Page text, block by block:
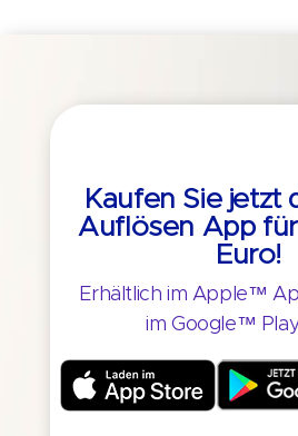
Kaufen Sie jetzt
Auflösen App für
Euro!
Erhältlich im Apple™
im Google™